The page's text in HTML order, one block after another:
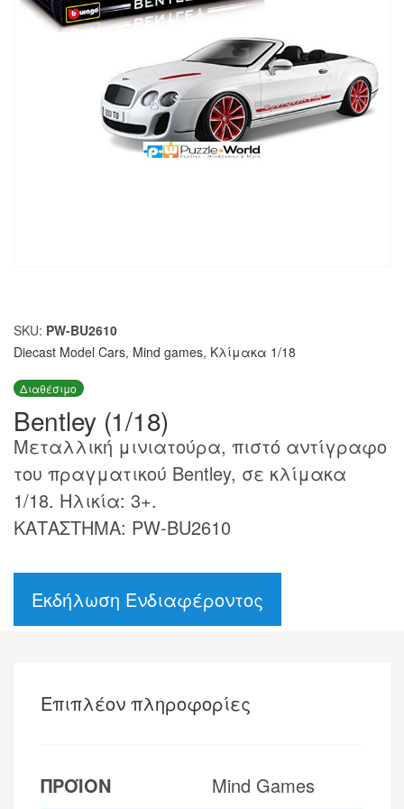
SKU: PW-BU2610
Diecast Model Cars, Mind games, Κλίμακα 1/18
Διαθέσιμο
Bentley (1/18)
Μεταλλική μινιατούρα, πιστό αντίγραφο
του πραγματικού Bentley, σε κλίμακα
1/18. Ηλικία: 3+.
ΚΑΤΑΣΤΗΜΑ: PW-BU2610
Εκδήλωση Ενδιαφέροντος
Επιπλέον πληροφορίες
ΠΡΟΪΟΝ
Mind Games